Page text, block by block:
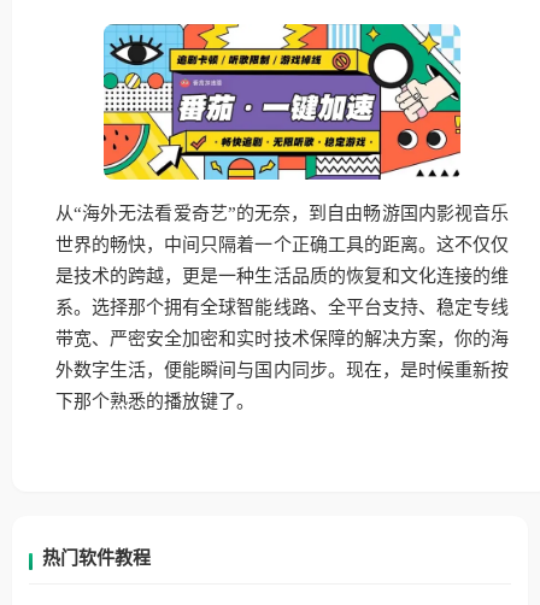
从“海外无法看爱奇艺”的无奈，到自由畅游国内影视音乐
世界的畅快，中间只隔着一个正确工具的距离。这不仅仅
是技术的跨越，更是一种生活品质的恢复和文化连接的维
系。选择那个拥有全球智能线路、全平台支持、稳定专线
带宽、严密安全加密和实时技术保障的解决方案，你的海
外数字生活，便能瞬间与国内同步。现在，是时候重新按
下那个熟悉的播放键了。
热门软件教程